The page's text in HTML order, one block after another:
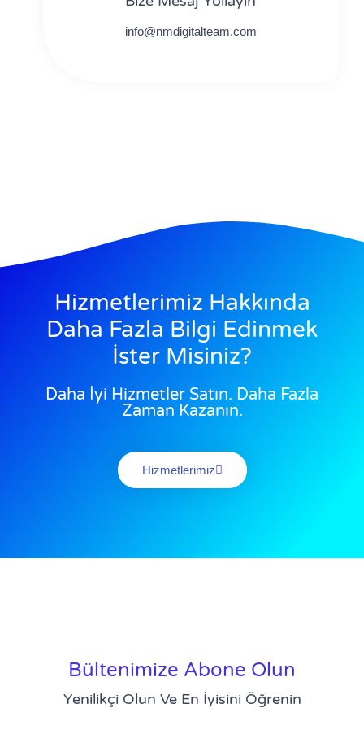
info@nmdigitalteam.com
Hizmetlerimiz Hakkında
Daha Fazla Bilgi Edinmek
İster Misiniz?
Daha İyi Hizmetler Satın. Daha Fazla
Zaman Kazanın.
Hizmetlerimiz
Bültenimize Abone Olun
Yenilikçi Olun Ve En İyisini Öğrenin